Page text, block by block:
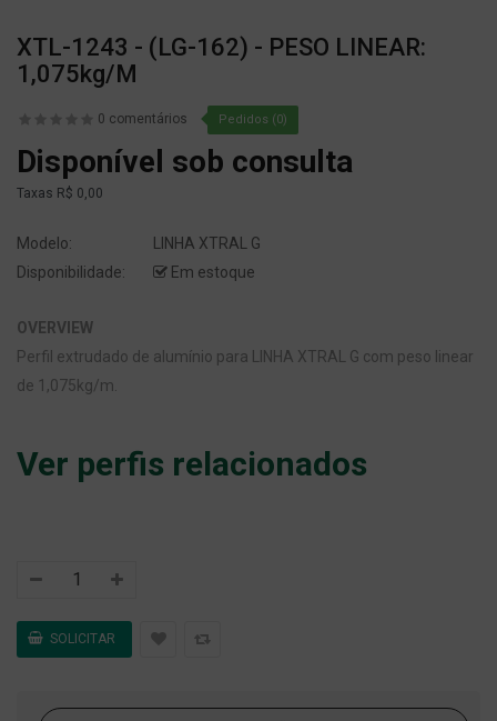
XTL-1243 - (LG-162) - PESO LINEAR:
1,075kg/m
0 comentários Pedidos (0)
Disponível sob consulta
Taxas R$ 0,00
Modelo:
LINHA XTRAL G
Disponibilidade:
Em estoque
OVERVIEW
Perfil extrudado de alumínio para LINHA XTRAL G com peso linear
de 1,075kg/m.
Ver perfis relacionados